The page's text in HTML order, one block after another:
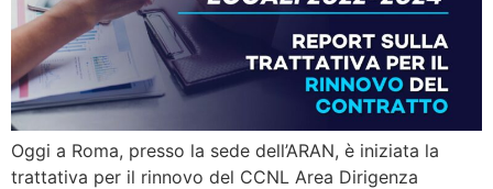
Oggi a Roma, presso la sede dell’ARAN, è iniziata la
trattativa per il rinnovo del CCNL Area Dirigenza